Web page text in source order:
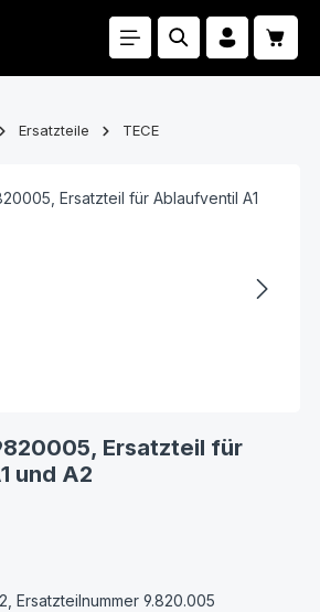
Ersatzteile TECE
Ersatzteil für
und A2
Ersatzteilnummer 9.820.005